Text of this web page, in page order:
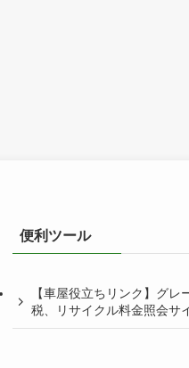
便利ツール
【車屋役立ちリンク】グレ
税、リサイクル料金照会サ